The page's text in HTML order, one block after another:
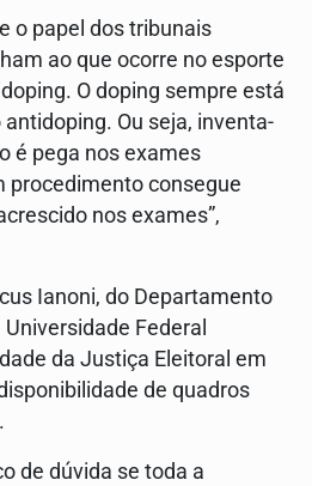
o papel dos tribunais
ao que ocorre no esporte
O doping sempre está
Ou seja, inventa-
é pega nos exames
procedimento consegue
nos exames”,
Ianoni, do Departamento
Federal
da Justiça Eleitoral em
de quadros
de dúvida se toda a